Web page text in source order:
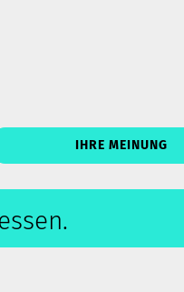
IHRE MEINUNG